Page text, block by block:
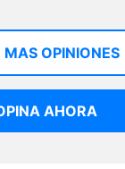
MAS OPINIONES
AHORA